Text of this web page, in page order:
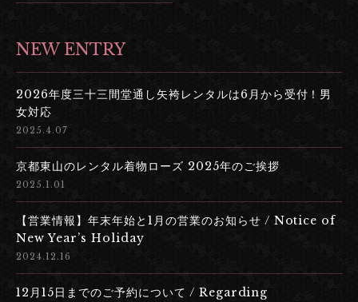
NEW ENTRY
2026年度三十三間堂通し矢袴レンタルは6月から受付！男
女対応
2025.4.07
京都東山のレンタル着物ローズ 2025年のご挨拶
2025.1.01
【営業情報】年末年始と1月の営業のお知らせ / Notice of
New Year’s Holiday
2024.12.16
12月15日までのご予約について / Regarding